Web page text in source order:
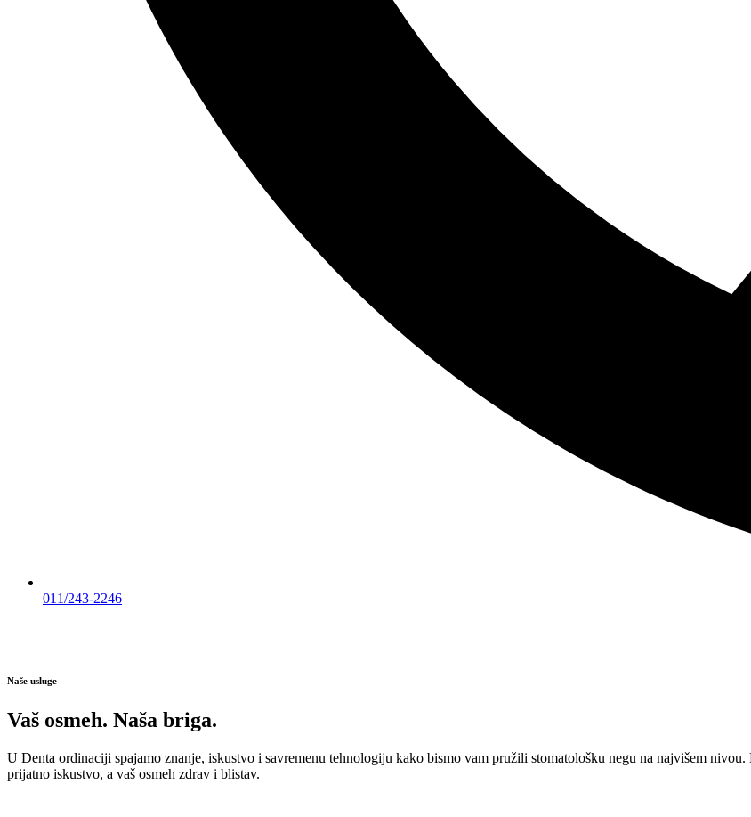
011/243-2246
Naše usluge
Vaš osmeh. Naša briga.
U Denta ordinaciji spajamo znanje, iskustvo i savremenu tehnologiju kako bismo vam pružili stomatološku negu na najvišem
prijatno iskustvo, a vaš osmeh zdrav i blistav.